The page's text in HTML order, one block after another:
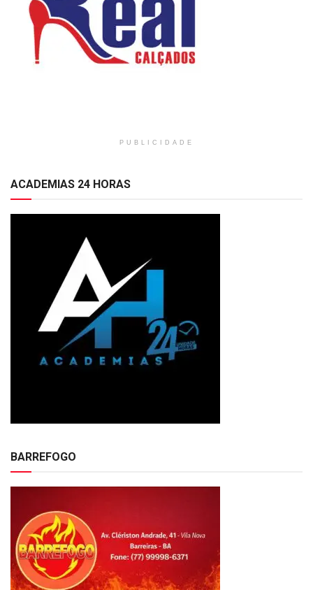
PUBLICIDADE
ACADEMIAS 24 HORAS
BARREFOGO